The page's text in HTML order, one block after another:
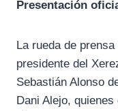
Presentación
La rueda de
presidente del
Sebastián Alonso
Dani Alejo,